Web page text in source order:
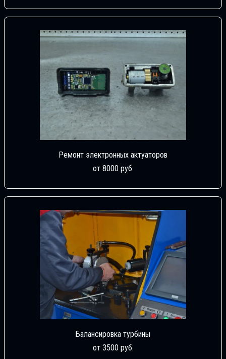
Ремонт электронных актуаторов
от 8000 руб.
Балансировка турбины
от 3500 руб.